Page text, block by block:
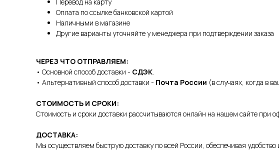
Оплата по ссылке банковской картой
Наличными в магазине
Другие варианты уточняйте у менеджера при подтверждении заказа
ЧЕРЕЗ ЧТО ОТПРАВЛЯЕМ:
• Основной способ доставки - СДЭК.
• Альтернативный способ доставки - Почта России (в случаях, когда в
СТОИМОСТЬ И СРОКИ:
Стоимость и сроки доставки рассчитываются онлайн на нашем сайте при
ДОСТАВКА:
Мы осуществляем быструю доставку по всей России, обеспечивая удобство